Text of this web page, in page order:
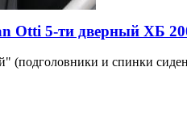
Otti 5-ти дверный ХБ
(подголовники и спинки